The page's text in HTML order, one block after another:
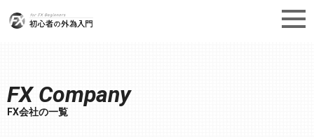
FX Company
FX会社の一覧